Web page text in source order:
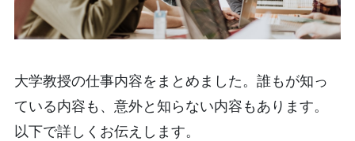
大学教授の仕事内容をまとめました。誰もが知っ
ている内容も、意外と知らない内容もあります。
以下で詳しくお伝えします。